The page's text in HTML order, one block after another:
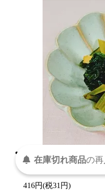
416円(税31円)
在庫切れ商品の